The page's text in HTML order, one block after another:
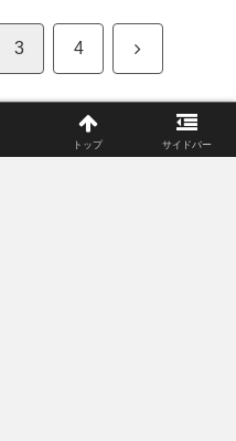
3 4 次
へ
トップ サイドバー